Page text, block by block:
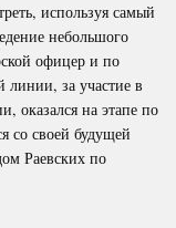
используя самый
небольшого
офицер и по
линии, за участие в
оказался на этапе по
со своей будущей
Раевских по